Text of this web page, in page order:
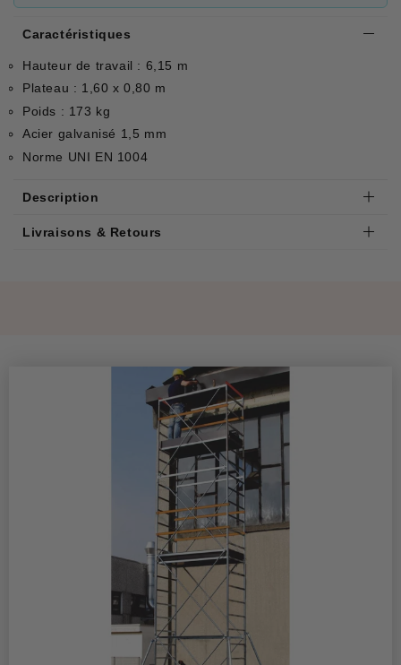
Caractéristiques
Hauteur de travail : 6,15 m
Plateau : 1,60 x 0,80 m
Poids : 173 kg
Acier galvanisé 1,5 mm
Norme UNI EN 1004
Description
Livraisons & Retours